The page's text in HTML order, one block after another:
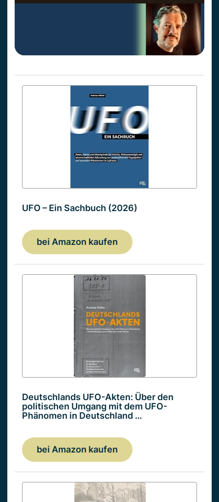
UFO – Ein Sachbuch (2026)
bei Amazon kaufen
Deutschlands UFO-Akten: Über den
politischen Umgang mit dem UFO-
Phänomen in Deutschland …
bei Amazon kaufen